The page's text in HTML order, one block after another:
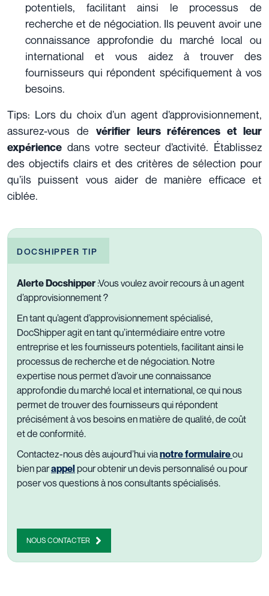
potentiels, facilitant ainsi le processus de
recherche et de négociation. Ils peuvent avoir une
connaissance approfondie du marché local ou
international et vous aidez à trouver des
fournisseurs qui répondent spécifiquement à vos
besoins.
Tips: Lors du choix d’un agent d’approvisionnement,
assurez-vous de vérifier leurs références et leur
expérience dans votre secteur d’activité. Établissez
des objectifs clairs et des critères de sélection pour
qu’ils puissent vous aider de manière efficace et
ciblée.
DOCSHIPPER TIP
Alerte Docshipper :Vous voulez avoir recours à un agent
d’approvisionnement ?
En tant qu’agent d’approvisionnement spécialisé,
DocShipper agit en tant qu’intermédiaire entre votre
entreprise et les fournisseurs potentiels, facilitant ainsi le
processus de recherche et de négociation. Notre
expertise nous permet d’avoir une connaissance
approfondie du marché local et international, ce qui nous
permet de trouver des fournisseurs qui répondent
précisément à vos besoins en matière de qualité, de coût
et de conformité.
Contactez-nousdès aujourd’huivianotre formulaireou
bien parappelpour obtenir un devis personnalisé ou pour
poser vos questions à nos consultants spécialisés.
NOUS CONTACTER